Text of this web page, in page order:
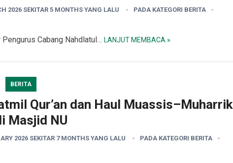
2026 SEKITAR 5 MONTHS YANG LALU PADA KATEGORI BERITA
Cabang Nahdlatul… LANJUT MEMBACA »
BERITA
Qur’an dan Haul Muassis–Muharrik
Masjid NU
2026 SEKITAR 7 MONTHS YANG LALU PADA KATEGORI BERITA